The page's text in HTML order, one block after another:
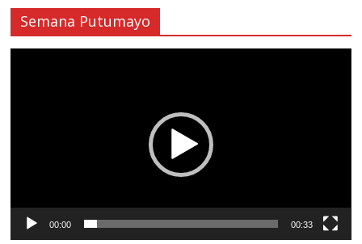
Semana Putumayo
00:00 00:33